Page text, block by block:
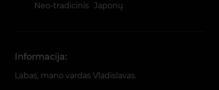
Neo-tradicinis Japonų
Informacija:
Labas, mano vardas Vladislavas.